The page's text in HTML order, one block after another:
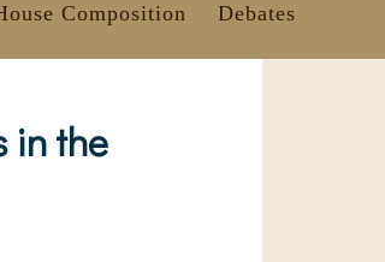
Composition Debates
in the